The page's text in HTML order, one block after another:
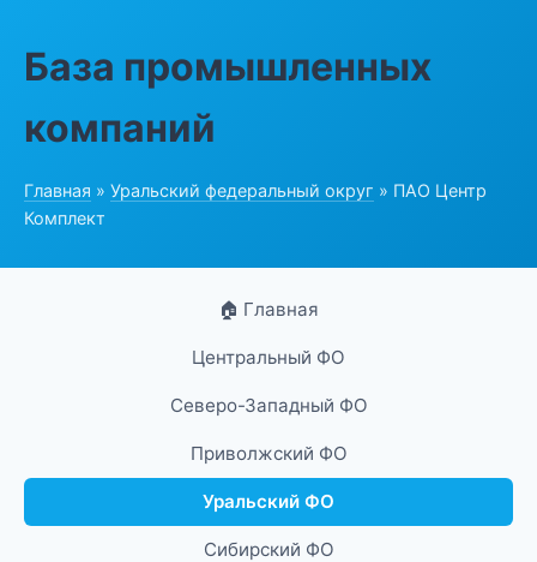
База промышленных
компаний
Главная » Уральский федеральный округ » ПАО Центр
Комплект
🏠 Главная
Центральный ФО
Северо-Западный ФО
Приволжский ФО
Уральский ФО
Сибирский ФО